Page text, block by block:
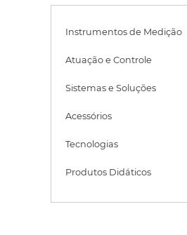
Instrumentos de Medição
Atuação e Controle
Sistemas e Soluções
Acessórios
Tecnologias
Produtos Didáticos